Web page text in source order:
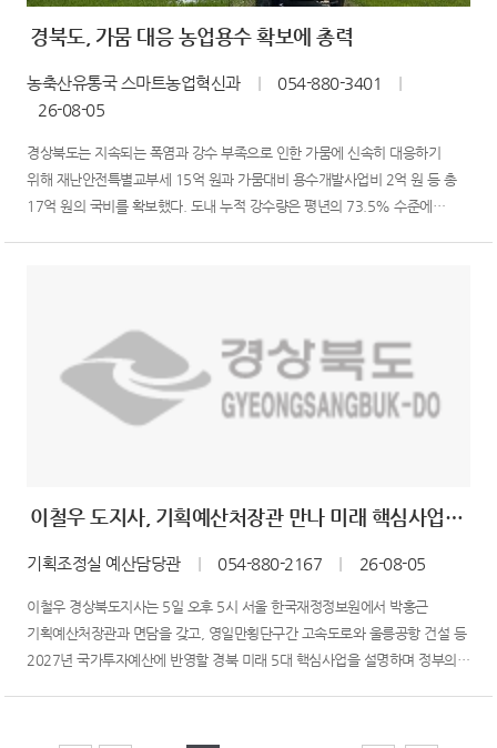
경북도, 가뭄 대응 농업용수 확보에 총력
농축산유통국 스마트농업혁신과 ｜ 054-880-3401
｜
26-08-05
경상북도는 지속되는 폭염과 강수 부족으로 인한 가뭄에 신속히 대응하기
위해 재난안전특별교부세 15억 원과 가뭄대비 용수개발사업비 2억 원 등 총
17억 원의 국비를 확보했다. 도내 누적 강수량은 평년의 73.5% 수준에
이철우 도지사, 기획예산처장관 만나 미래 핵심사업 국비 확보 총력
기획조정실 예산담당관 ｜ 054-880-2167 ｜ 26-08-05
이철우 경상북도지사는 5일 오후 5시 서울 한국재정정보원에서 박홍근
기획예산처장관과 면담을 갖고, 영일만횡단구간 고속도로와 울릉공항 건설 등
2027년 국가투자예산에 반영할 경북 미래 5대 핵심사업을 설명하며 정부의